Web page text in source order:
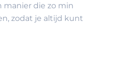
manier die zo min
zodat je altijd kunt